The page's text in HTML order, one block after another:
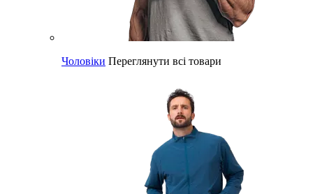
Чоловіки Переглянути всі товари